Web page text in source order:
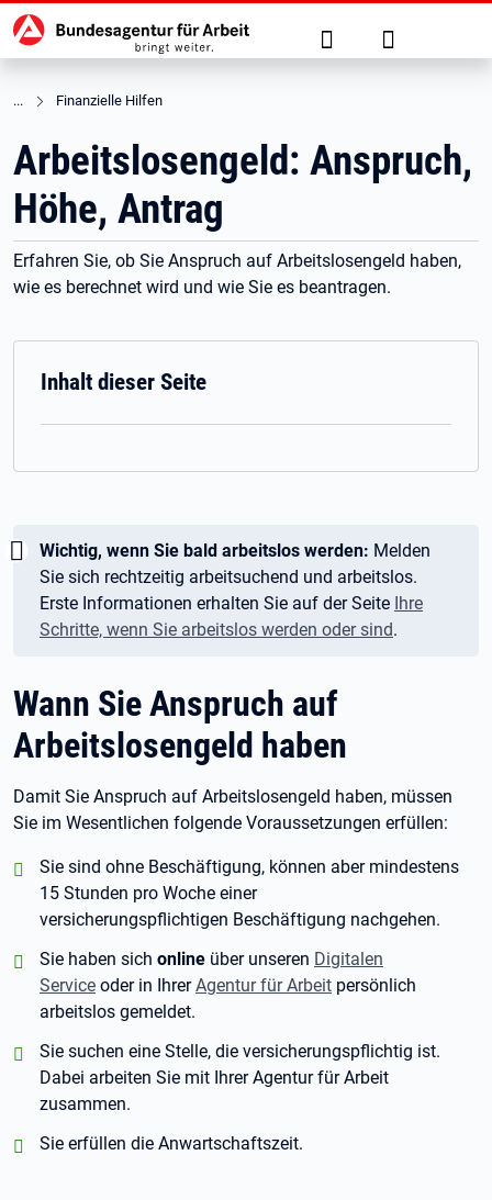
zu den Hauptinhalten springen
Hauptnavigation Suche Anmelden
Finanzielle Hilfen
Arbeitslosengeld: Anspruch,
Höhe, Antrag
Erfahren Sie, ob Sie Anspruch auf Arbeitslosengeld haben,
wie es berechnet wird und wie Sie es beantragen.
Inhalt dieser Seite
Wichtig:
Wichtig, wenn Sie bald arbeitslos werden: Melden
Sie sich rechtzeitig arbeitsuchend und arbeitslos.
Erste Informationen erhalten Sie auf der Seite Ihre
Schritte, wenn Sie arbeitslos werden oder sind.
Wann Sie Anspruch auf
Arbeitslosengeld haben
Damit Sie Anspruch auf Arbeitslosengeld haben, müssen
Sie im Wesentlichen folgende Voraussetzungen erfüllen:
positiv:
Sie sind ohne Beschäftigung, können aber mindestens
15 Stunden pro Woche einer
versicherungspflichtigen Beschäftigung nachgehen.
positiv:
Sie haben sich online über unseren Digitalen
Service oder in IhrerAgentur für Arbeit persönlich
arbeitslos gemeldet.
positiv:
Sie suchen eine Stelle, die versicherungspflichtig ist.
Dabei arbeiten Sie mit Ihrer Agentur für Arbeit
zusammen.
positiv:
Sie erfüllen die Anwartschaftszeit.